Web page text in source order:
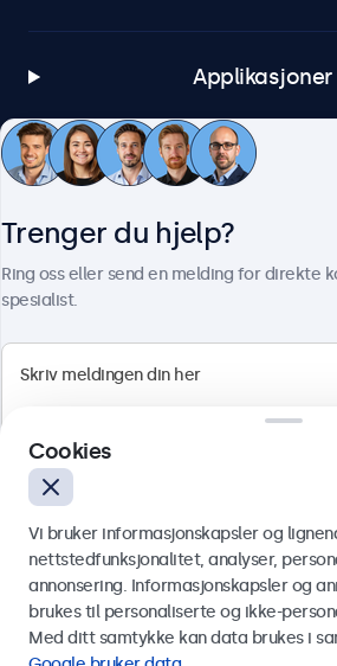
Applikasjoner
Kundeservice
Norsk
Trenger du hjelp?
Ring oss eller send en melding for direkte
spesialist.
Send
Eller ring oss på
Cookies
Vi bruker informasjonskapsler og
nettstedfunksjonalitet, analyser,
annonsering. Informasjonskapsler og
brukes til personaliserte og ikke-
Med ditt samtykke kan data brukes i